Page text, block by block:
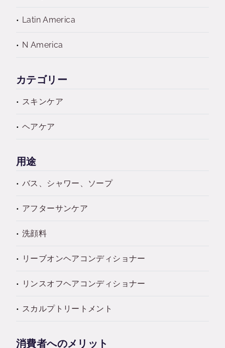
Latin America
N America
カテゴリー
スキンケア
ヘアケア
用途
バス、シャワー、ソープ
アフターサンケア
洗顔料
リーブオンヘアコンディショナー
リンスオフヘアコンディショナー
スカルプトリートメント
消費者へのメリット